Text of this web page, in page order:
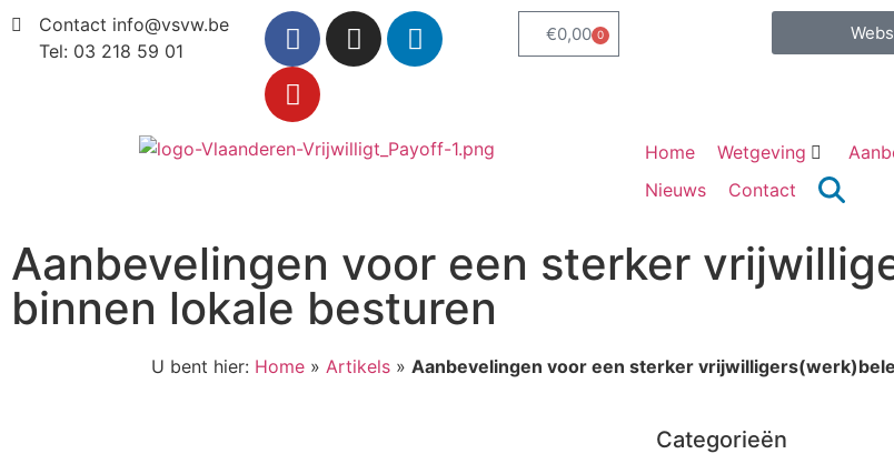
Contact info@vsvw.be
Tel: 03 218 59 01
€0,00 0
Home Wetgeving
Nieuws
Contact
Aanbevelingen voor een sterker
binnen lokale besturen
U bent hier: Home » Artikels » Aanbevelingen voor een sterker
Categorieën